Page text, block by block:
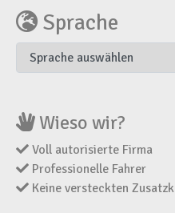
Sprache
Wieso wir?
Voll autorisierte Firma
Professionelle Fahrer
Keine versteckten